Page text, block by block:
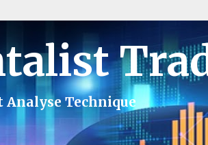
Analyse Technique